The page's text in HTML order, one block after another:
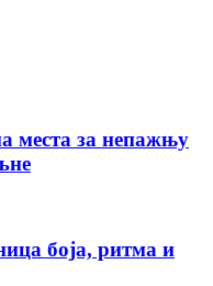
места за непажњу
боја, ритма и